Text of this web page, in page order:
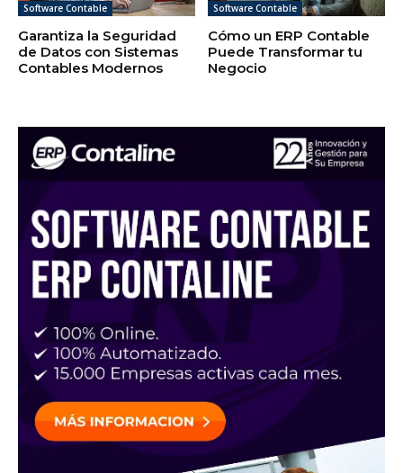
Software Contable
Garantiza la Seguridad
de Datos con Sistemas
Contables Modernos
Software Contable
Cómo un ERP Contable
Puede Transformar tu
Negocio